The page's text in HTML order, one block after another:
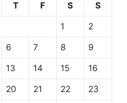
T F S S
1 2
6 7 8 9
13 14 15 16
20 21 22 23